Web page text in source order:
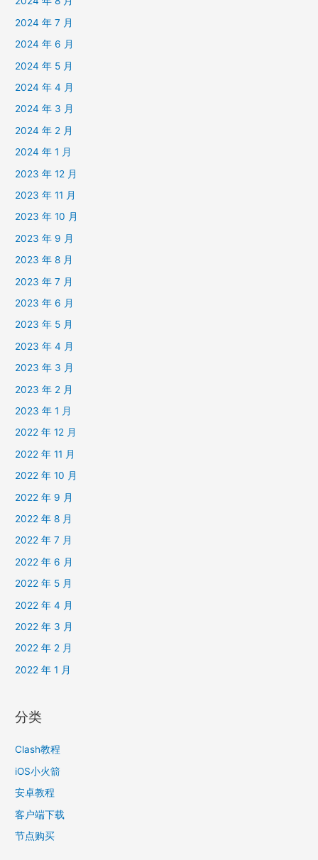
2024 年 7 月
2024 年 6 月
2024 年 5 月
2024 年 4 月
2024 年 3 月
2024 年 2 月
2024 年 1 月
2023 年 12 月
2023 年 11 月
2023 年 10 月
2023 年 9 月
2023 年 8 月
2023 年 7 月
2023 年 6 月
2023 年 5 月
2023 年 4 月
2023 年 3 月
2023 年 2 月
2023 年 1 月
2022 年 12 月
2022 年 11 月
2022 年 10 月
2022 年 9 月
2022 年 8 月
2022 年 7 月
2022 年 6 月
2022 年 5 月
2022 年 4 月
2022 年 3 月
2022 年 2 月
2022 年 1 月
分类
Clash教程
iOS小火箭
安卓教程
客户端下载
节点购买